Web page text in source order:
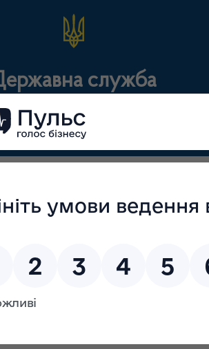
служба
Для громадськості
нагляд
(контроль)
засобів,
зі зверненнями громадян, що
зі